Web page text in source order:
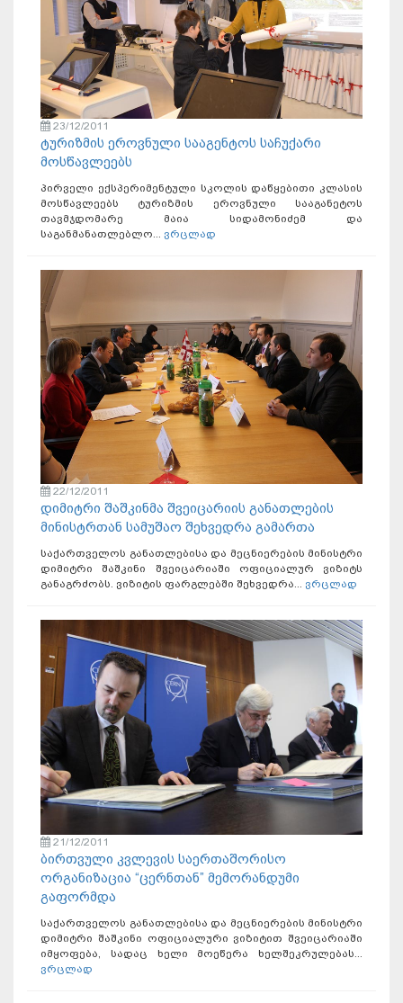
23/12/2011
ტურიზმის ეროვნული სააგენტოს საჩუქარი
მოსწავლეებს
პირველი ექსპერიმენტული სკოლის დაწყებითი კლასის
მოსწავლეებს ტურიზმის ეროვნული სააგანეტოს
თავმჯდომარე მაია სიდამონიძემ და
საგანმანათლებლო... ვრცლად
22/12/2011
დიმიტრი შაშკინმა შვეიცარიის განათლების
მინისტრთან სამუშაო შეხვედრა გამართა
საქართველოს განათლებისა და მეცნიერების მინისტრი
დიმიტრი შაშკინი შვეიცარიაში ოფიციალურ ვიზიტს
განაგრძობს. ვიზიტის ფარგლებში შეხვედრა... ვრცლად
21/12/2011
ბირთვული კვლევის საერთაშორისო
ორგანიზაცია “ცერნთან” მემორანდუმი
გაფორმდა
საქართველოს განათლებისა და მეცნიერების მინისტრი
დიმიტრი შაშკინი ოფიციალური ვიზიტით შვეიცარიაში
იმყოფება, სადაც ხელი მოეწერა ხელშეკრულებას...
ვრცლად